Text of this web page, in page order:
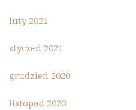
luty 2021
styczeń 2021
grudzień 2020
listopad 2020